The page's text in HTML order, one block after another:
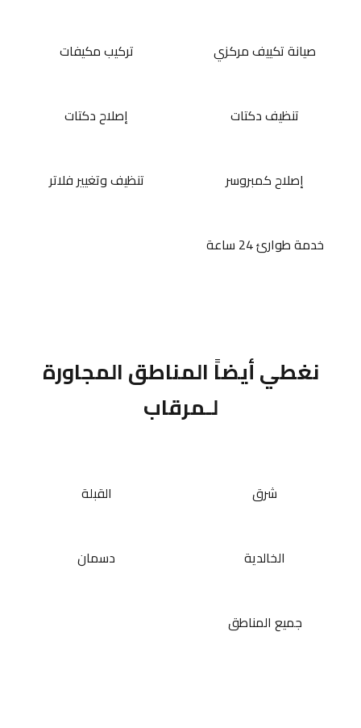
صيانة تكييف مركزي تركيب مكيفات
تنظيف دكتات إصلاح دكتات
إصلاح كمبروسر تنظيف وتغيير فلاتر
خدمة طوارئ 24 ساعة
نغطي أيضاً المناطق المجاورة
لـمرقاب
شرق القبلة
الخالدية دسمان
جميع المناطق